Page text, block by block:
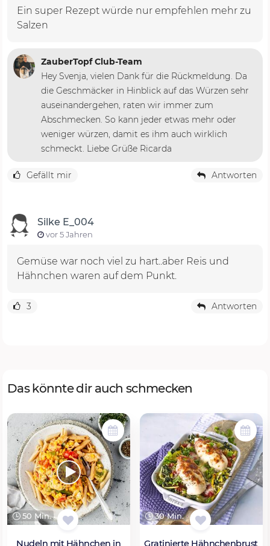
Ein super Rezept würde nur empfehlen mehr zu
Salzen
ZauberTopf Club-Team
Hey Svenja, vielen Dank für die Rückmeldung. Da
die Geschmäcker in Hinblick auf das Würzen sehr
auseinandergehen, raten wir immer zum
Abschmecken. So kann jeder etwas mehr oder
weniger würzen, damit es ihm auch wirklich
schmeckt. Liebe Grüße Ricarda
Gefällt mir Antworten
Silke E_004
vor 5 Jahren
Gemüse war noch viel zu hart..aber Reis und
Hähnchen waren auf dem Punkt.
3 Antworten
Das könnte dir auch schmecken
50 Min.
Nudeln mit Hähnchen in
30 Min.
Gratinierte Hähnchenbrust